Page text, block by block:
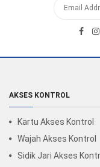
AKSES KONTROL
Kartu Akses Kontrol
Wajah Akses Kontrol
Sidik Jari Akses